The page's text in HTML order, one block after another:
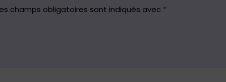
champs obligatoires sont indiqués avec *